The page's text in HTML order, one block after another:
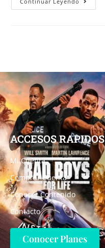
ACCESOS RAPIDOS
Mi Cuenta
Comprar Cuenta
Conocer Contenido
Contacto
Conocer Planes